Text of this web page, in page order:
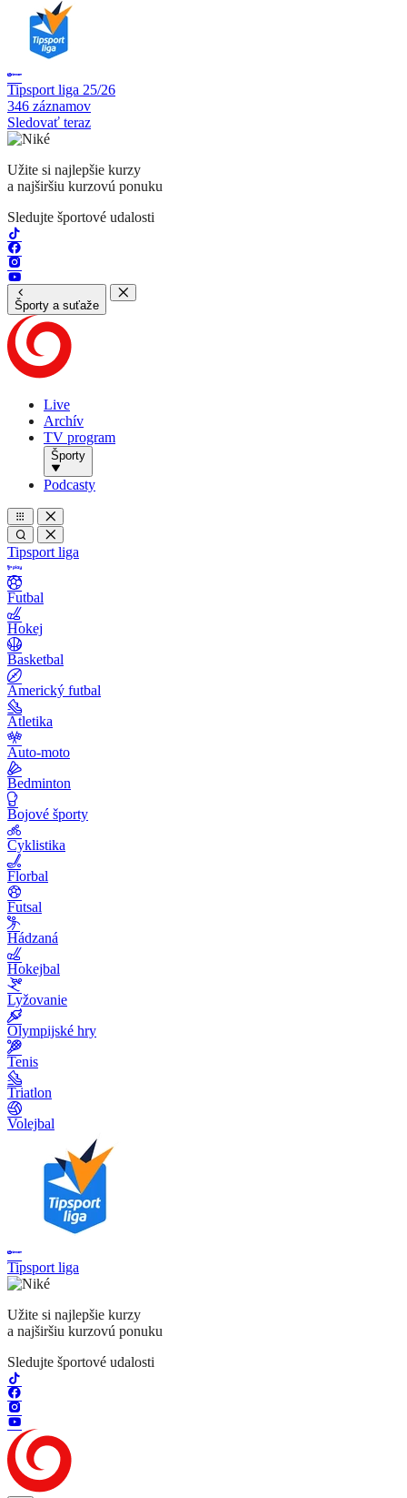
Tipsport liga 25/26
346 záznamov
Sledovať teraz
Užite si najlepšie kurzy
a najširšiu kurzovú ponuku
Sledujte športové udalosti
Športy a suťaže
Live
Archív
TV program
Športy
Podcasty
Tipsport liga
Futbal
Hokej
Basketbal
Americký futbal
Atletika
Auto-moto
Bedminton
Bojové športy
Cyklistika
Florbal
Futsal
Hádzaná
Hokejbal
Lyžovanie
Olympijské hry
Tenis
Triatlon
Volejbal
Tipsport liga
Užite si najlepšie kurzy
a najširšiu kurzovú ponuku
Sledujte športové udalosti